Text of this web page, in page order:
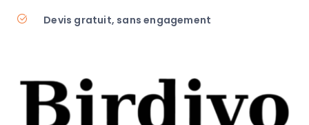
Devis gratuit, sans engagement